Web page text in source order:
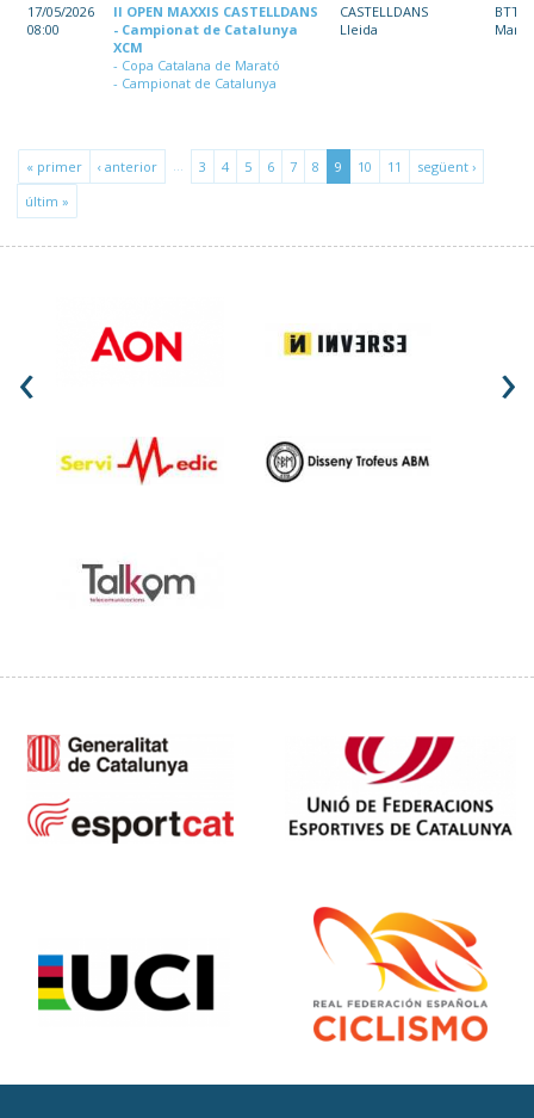
17/05/2026
08:00
II OPEN MAXXIS CASTELLDANS
- Campionat de Catalunya
XCM
Copa Catalana de Marató
Campionat de Catalunya
CASTELLDANS
Lleida
BTT
« primer ‹ anterior 3 4 5 6 7 8 9 10 11
següent ›
últim »
‹ ›